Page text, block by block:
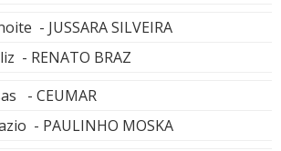
- JUSSARA SILVEIRA
- RENATO BRAZ
- CEUMAR
- PAULINHO MOSKA